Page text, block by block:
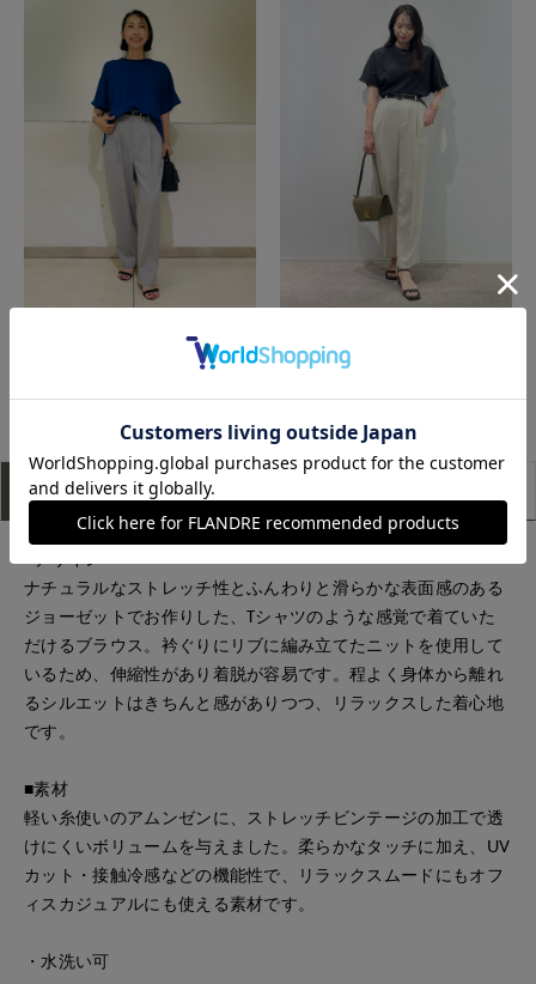
アイテム説明
ナチュラルなストレッチ性とふんわりと滑らかな表面感のある
ジョーゼットでお作りした、Tシャツのような感覚で着ていた
だけるブラウス。衿ぐりにリブに編み立てたニットを使用して
いるため、伸縮性があり着脱が容易です。程よく身体から離れ
るシルエットはきちんと感がありつつ、リラックスした着心地
です。
■素材
軽い糸使いのアムンゼンに、ストレッチビンテージの加工で透
けにくいボリュームを与えました。柔らかなタッチに加え、UV
カット・接触冷感などの機能性で、リラックスムードにもオフ
ィスカジュアルにも使える素材です。
・水洗い可